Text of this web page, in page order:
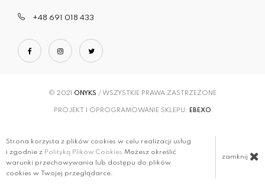
+48 691 018 433
© 2021 ONYKS / WSZYSTKIE PRAWA ZASTRZEŻONE
PROJEKT I OPROGRAMOWANIE SKLEPU: EBEXO
Strona korzysta z plików cookies w celu realizacji usług
i zgodnie z Polityką Plików Cookies Możesz określić
warunki przechowywania lub dostępu do plików
cookies w Twojej przeglądarce.
zamknij